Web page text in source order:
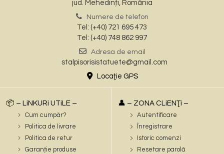
jud. Mehedinți, România
Numere de telefon
Tel: (+40) 721 695 473
Tel: (+40) 748 862 997
Adresa de email
stalpisorisistatuete@gmail.com
Locaţie GPS
📦 – LiNKURi UTiLE –
Cum cumpăr?
Politica de livrare
Politica de retur
Garanție produse
👤 – ZONA CLiENŢi –
Autentificare
Înregistrare
Istoric comenzi
Resetare parolă